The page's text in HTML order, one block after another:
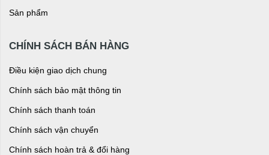
Sản phẩm
CHÍNH SÁCH BÁN HÀNG
Điều kiện giao dịch chung
Chính sách bảo mật thông tin
Chính sách thanh toán
Chính sách vận chuyển
Chính sách hoàn trả & đổi hàng